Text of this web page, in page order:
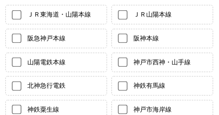
ＪＲ東海道・山陽本線 ＪＲ山陽本線
阪急神戸本線 阪神本線
山陽電鉄本線 神戸市西神・山手線
北神急行電鉄 神鉄有馬線
神鉄粟生線 神戸市海岸線